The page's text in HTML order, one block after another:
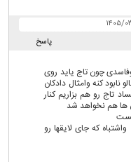
پاسخ
چون تاج یاید روی
کنه وامثال دادکان
تاج رو هم بزاریم کنار
ها هم نخواهد شد
که جای لایقها رو